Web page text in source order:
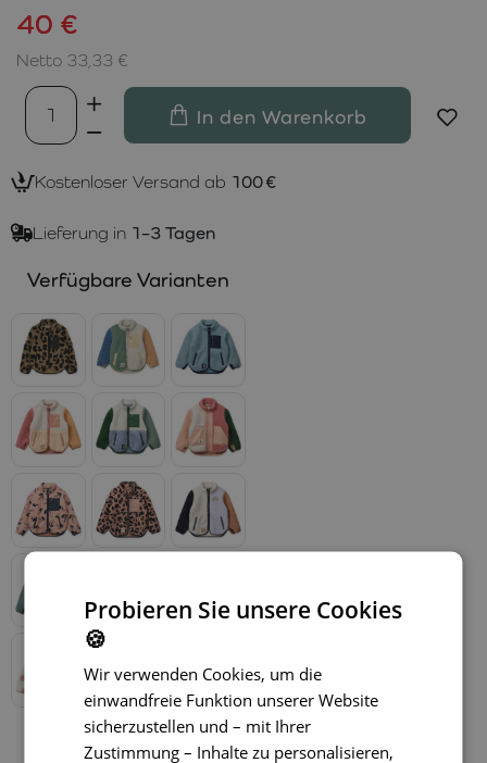
40 €
Netto 33,33 €
In den Warenkorb
Kostenloser Versand ab 100 €
Lieferung in 1–3 Tagen
Verfügbare Varianten
Probieren Sie unsere Cookies
🍪
Wir verwenden Cookies, um die
einwandfreie Funktion unserer Website
sicherzustellen und – mit Ihrer
Zustimmung – Inhalte zu personalisieren,